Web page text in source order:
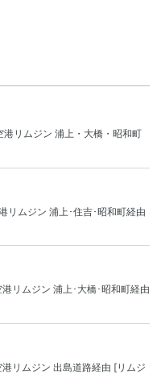
リムジン 浦上・大橋・昭和町
リムジン 浦上･住吉･昭和町経由
リムジン 浦上･大橋･昭和町経由
リムジン 出島道路経由 [リムジ